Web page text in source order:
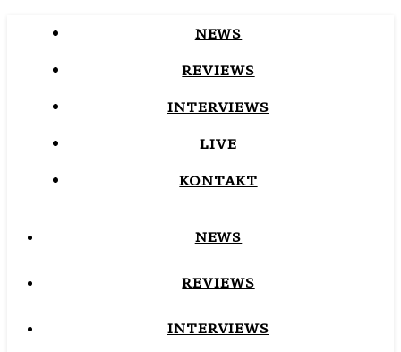
NEWS
REVIEWS
INTERVIEWS
LIVE
KONTAKT
NEWS
REVIEWS
INTERVIEWS